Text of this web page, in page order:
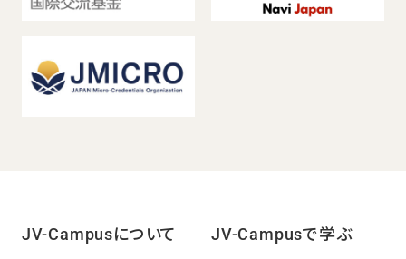
JV-Campusについて JV-Campusで学ぶ